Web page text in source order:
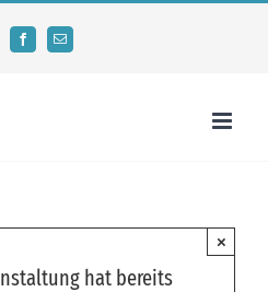
Facebook
E-
Mail
hat bereits
×